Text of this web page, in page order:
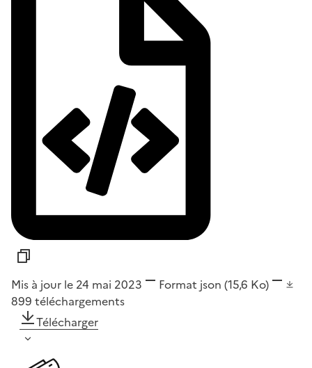
Mis à jour le 24 mai 2023 Format json (15,6 Ko)
899 téléchargements
Télécharger